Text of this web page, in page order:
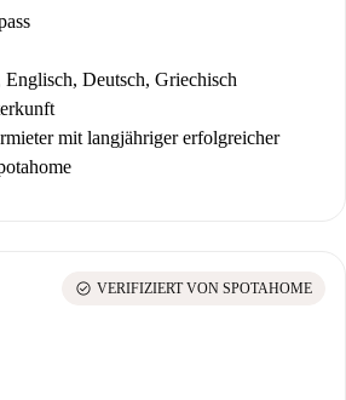
Englisch, Deutsch, Griechisch
mit langjähriger erfolgreicher
check_circle VERIFIZIERT VON SPOTAHOME